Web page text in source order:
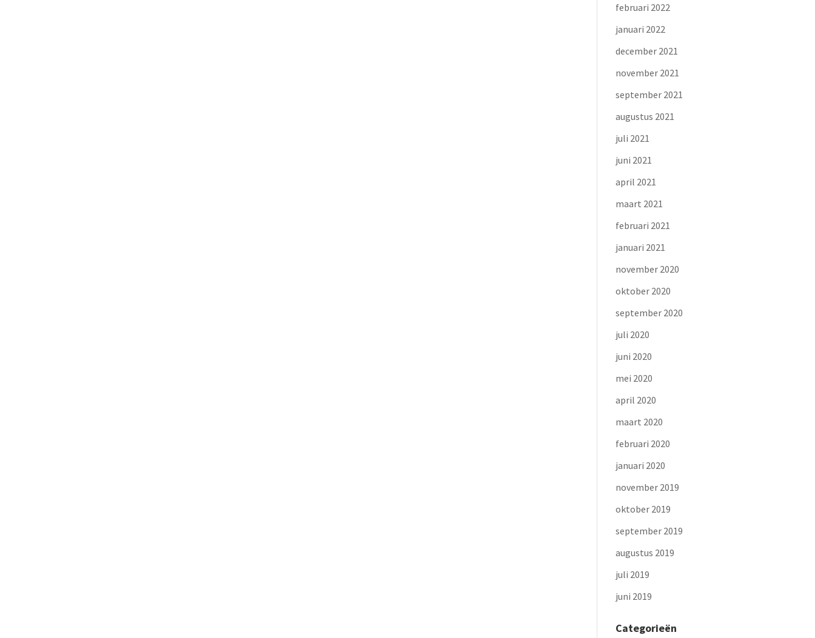
februari 2022
januari 2022
december 2021
november 2021
september 2021
augustus 2021
juli 2021
juni 2021
april 2021
maart 2021
februari 2021
januari 2021
november 2020
oktober 2020
september 2020
juli 2020
juni 2020
mei 2020
april 2020
maart 2020
februari 2020
januari 2020
november 2019
oktober 2019
september 2019
augustus 2019
juli 2019
juni 2019
Categorieën